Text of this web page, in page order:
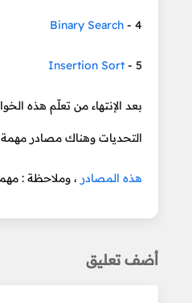
4 -
Binary Search
5 -
Insertion Sort
بعد الإنتهاء من تعلّم هذه
التحديات وهناك مصادر
هذه المصادر ، وملاحظة :
أضف تعليق